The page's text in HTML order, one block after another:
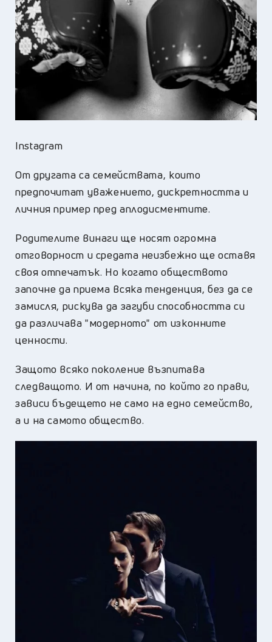
Instagram
От другата са семействата, които
предпочитат уважението, дискретността и
личния пример пред аплодисментите.
Родителите винаги ще носят огромна
отговорност и средата неизбежно ще оставя
своя отпечатък. Но когато обществото
започне да приема всяка тенденция, без да се
замисля, рискува да загуби способността си
да различава "модерното" от изконните
ценности.
Защото всяко поколение възпитава
следващото. И от начина, по който го прави,
зависи бъдещето не само на едно семейство,
а и на самото общество.